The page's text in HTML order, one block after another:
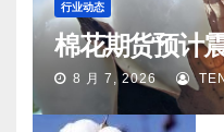
行业动态
棉花期货预计
8 月 7, 2026